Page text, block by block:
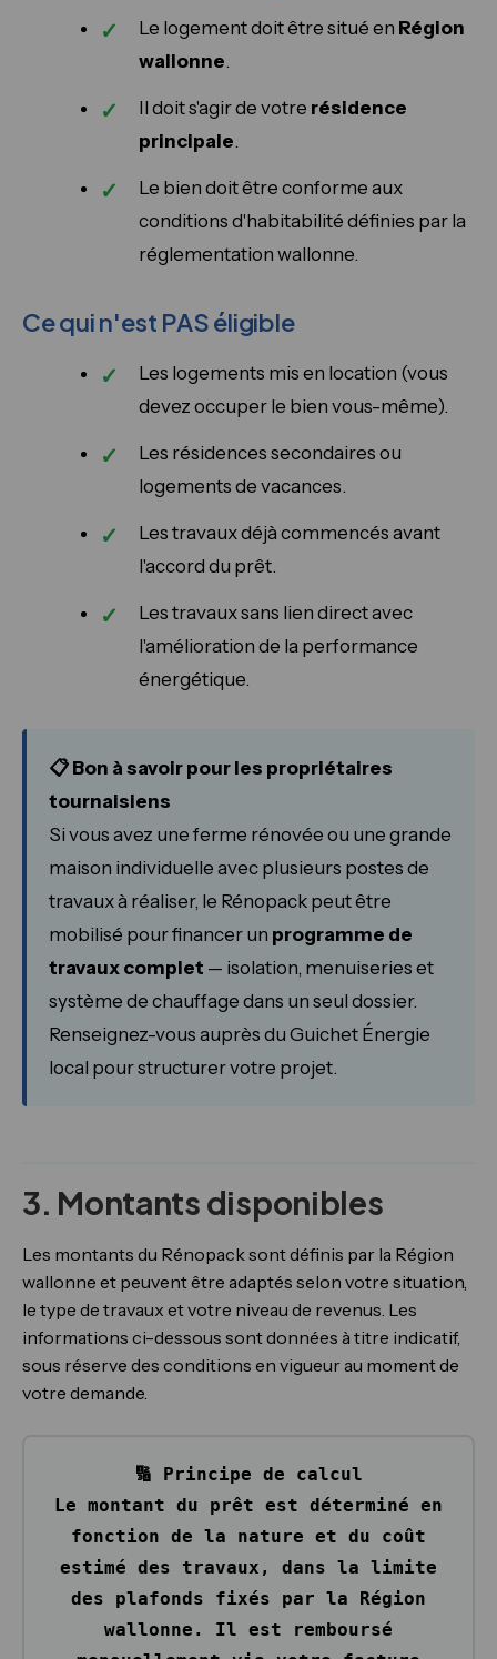
Le logement doit être situé en Région
wallonne.
Il doit s'agir de votre résidence
principale.
Le bien doit être conforme aux
conditions d'habitabilité définies par la
réglementation wallonne.
Ce qui n'est PAS éligible
Les logements mis en location (vous
devez occuper le bien vous-même).
Les résidences secondaires ou
logements de vacances.
Les travaux déjà commencés avant
l'accord du prêt.
Les travaux sans lien direct avec
l'amélioration de la performance
énergétique.
📋 Bon à savoir pour les propriétaires
tournaisiens
Si vous avez une ferme rénovée ou une grande
maison individuelle avec plusieurs postes de
travaux à réaliser, le Rénopack peut être
mobilisé pour financer un programme de
travaux complet — isolation, menuiseries et
système de chauffage dans un seul dossier.
Renseignez-vous auprès du Guichet Énergie
local pour structurer votre projet.
3. Montants disponibles
Les montants du Rénopack sont définis par la Région
wallonne et peuvent être adaptés selon votre situation,
le type de travaux et votre niveau de revenus. Les
informations ci-dessous sont données à titre indicatif,
sous réserve des conditions en vigueur au moment de
votre demande.
🔢 Principe de calcul
Le montant du prêt est déterminé en
fonction de la nature et du coût
estimé des travaux, dans la limite
des plafonds fixés par la Région
wallonne. Il est remboursé